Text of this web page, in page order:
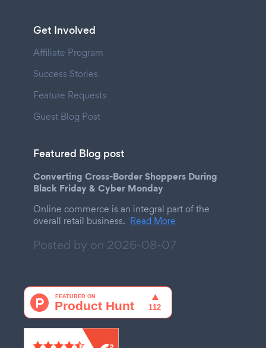
Get Involved
Affiliate Program
Success Stories
Feature Requests
Guest Blog Post
Featured Blog post
Converting Cross-Border Shoppers During
Black Friday & Cyber Monday
Online commerce is an integral part of the
overall retail business. Read More
Posted by on 2026-08-07